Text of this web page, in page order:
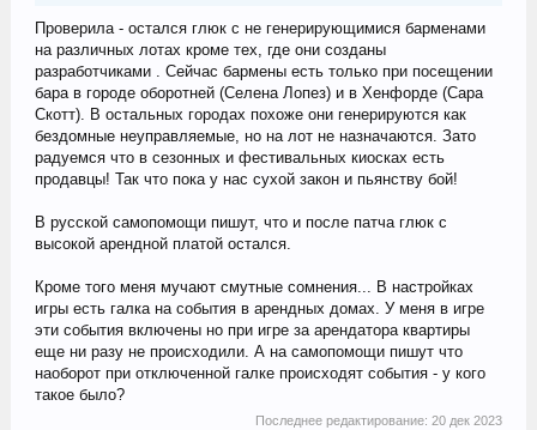
Проверила - остался глюк с не генерирующимися барменами
на различных лотах кроме тех, где они созданы
разработчиками . Сейчас бармены есть только при посещении
бара в городе оборотней (Селена Лопез) и в Хенфорде (Сара
Скотт). В остальных городах похоже они генерируются как
бездомные неуправляемые, но на лот не назначаются. Зато
радуемся что в сезонных и фестивальных киосках есть
продавцы! Так что пока у нас сухой закон и пьянству бой!
В русской самопомощи пишут, что и после патча глюк с
высокой арендной платой остался.
Кроме того меня мучают смутные сомнения... В настройках
игры есть галка на события в арендных домах. У меня в игре
эти события включены но при игре за арендатора квартиры
еще ни разу не происходили. А на самопомощи пишут что
наоборот при отключенной галке происходят события - у кого
такое было?
Последнее редактирование:20 дек 2023